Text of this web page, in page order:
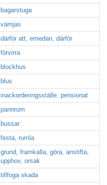
bagarstuga
vämjas
därför att, emedan, därför
förvirra
blockhus
blus
inackorderingsställe, pensionat
pannrum
bussar
festa, rumla
grund, framkalla, göra, anstifta,
upphov, orsak
tillfoga skada